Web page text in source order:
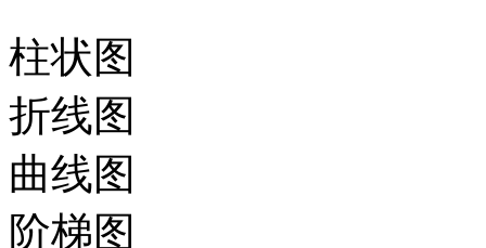
柱状图
折线图
曲线图
阶梯图